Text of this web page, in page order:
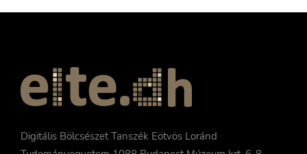
Digitális Bölcsészet Tanszék Eötvös Loránd